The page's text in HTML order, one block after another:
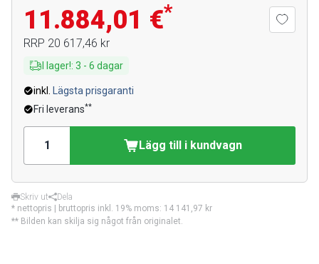
11.884,01 €*
RRP 20 617,46 kr
I lager!: 3 - 6 dagar
inkl.
Lägsta prisgaranti
Fri leverans**
Lägg till i kundvagn
Skriv ut
Dela
* nettopris | bruttopris inkl. 19% moms: 14 141,97 kr
** Bilden kan skilja sig något från originalet.